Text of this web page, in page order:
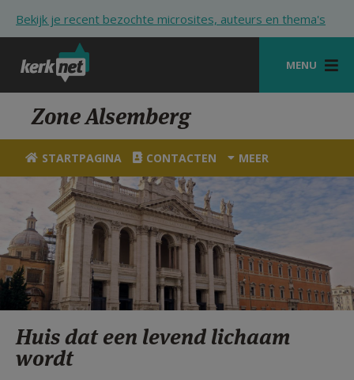
Bekijk je recent bezochte microsites, auteurs en thema's
MENU
STARTPAGINA
KERK
VIERINGEN
SHOP
ZOEKEN
HULP
STARTPAGINA PORTAAL
MIJN PAROCHIE
AANMELDEN OF REGISTREREN
Zone Alsemberg
STARTPAGINA CONTACTEN MEER
Huis dat een levend lichaam
wordt